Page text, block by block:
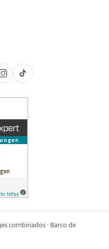
combinados · Barco de